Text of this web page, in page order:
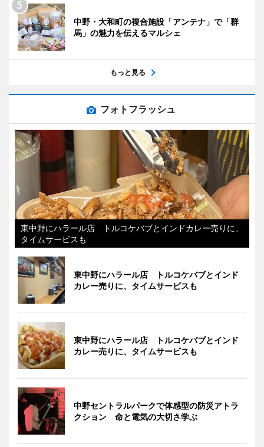
中野・大和町の複合施設「アンテナ」で「群
馬」の魅力を伝えるマルシェ
もっと見る
フォトフラッシュ
東中野にハラール店 トルコケバブとインドカレー売りに、
タイムサービスも
東中野にハラール店 トルコケバブとインド
カレー売りに、タイムサービスも
東中野にハラール店 トルコケバブとインド
カレー売りに、タイムサービスも
中野セントラルパークで体感型の防災アトラ
クション 命と電気の大切さ学ぶ